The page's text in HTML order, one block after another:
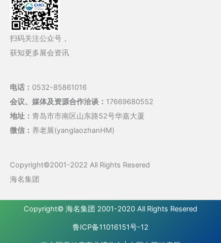
扫码关注公众号，
获知更多展会资讯
电话： 0532-85861016
会议、媒体及资源合作洽谈： 17669680552
地址： 青岛市市南区山东路52号华嘉大厦
微信： 养老展(yanglaozhanHM)
Copyright©2001-2022 All Rights Resered
海名集团
Copyright© 海名集团 2001-2020 All Rights Resered
鲁ICP备11016151号-12